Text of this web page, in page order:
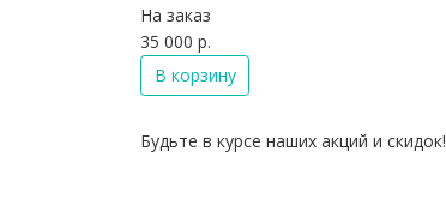
На заказ
35 000 р.
В корзину
Будьте в курсе наших акций и скидок!